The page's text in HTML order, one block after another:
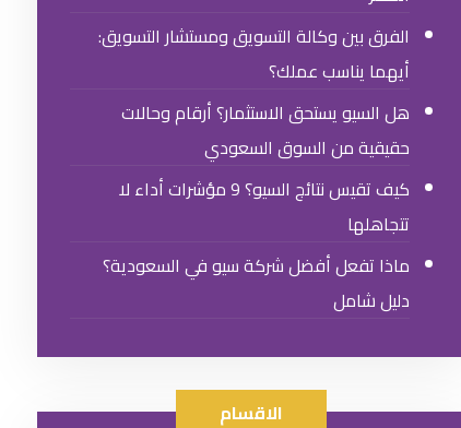
الفرق بين وكالة التسويق ومستشار التسويق:
أيهما يناسب عملك؟
هل السيو يستحق الاستثمار؟ أرقام وحالات
حقيقية من السوق السعودي
كيف تقيس نتائج السيو؟ 9 مؤشرات أداء لا
تتجاهلها
ماذا تفعل أفضل شركة سيو في السعودية؟
دليل شامل
الاقسام